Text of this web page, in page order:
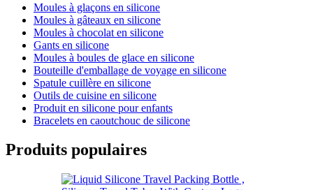
Moules à glaçons en silicone
Moules à gâteaux en silicone
Moules à chocolat en silicone
Gants en silicone
Moules à boules de glace en silicone
Bouteille d'emballage de voyage en silicone
Spatule cuillère en silicone
Outils de cuisine en silicone
Produit en silicone pour enfants
Bracelets en caoutchouc de silicone
Produits populaires